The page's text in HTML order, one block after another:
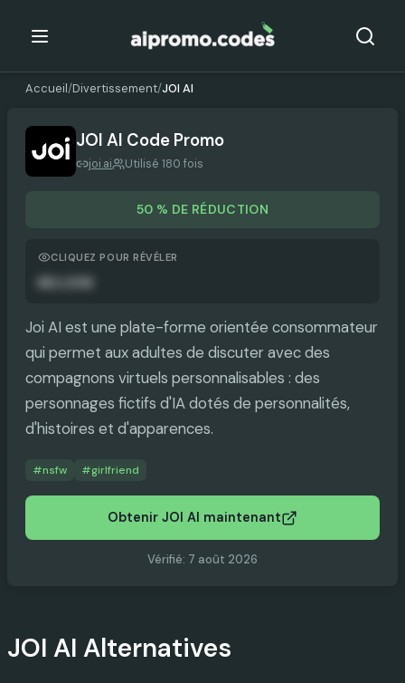
Accueil/Divertissement/JOI AI
JOI AI Code Promo
joi.ai Utilisé 180 fois
50 % DE RÉDUCTION
CLIQUEZ POUR RÉVÉLER
Joi AI est une plate-forme orientée consommateur
qui permet aux adultes de discuter avec des
compagnons virtuels personnalisables : des
personnages fictifs d'IA dotés de personnalités,
d'histoires et d'apparences.
#nsfw #girlfriend
Obtenir JOI AI maintenant
Vérifié: 7 août 2026
JOI AI Alternatives